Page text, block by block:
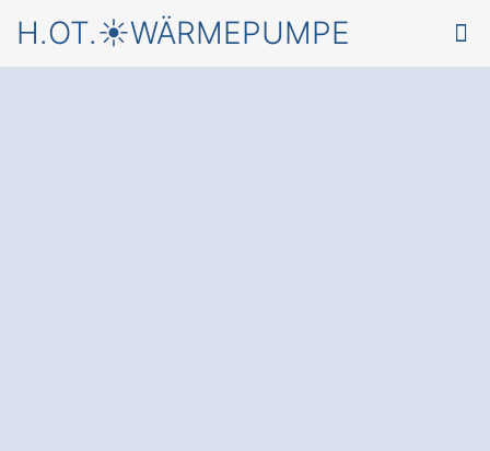
H.OT.☀️WÄRMEPUMPE